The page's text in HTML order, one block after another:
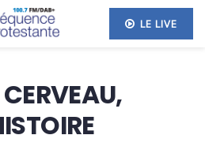
LE LIVE
CERVEAU,